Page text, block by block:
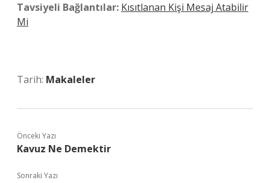
Tavsiyeli Bağlantılar: Kısıtlanan Kişi Mesaj Atabilir
Mi
Tarih: Makaleler
Önceki Yazı
Kavuz Ne Demektir
Sonraki Yazı